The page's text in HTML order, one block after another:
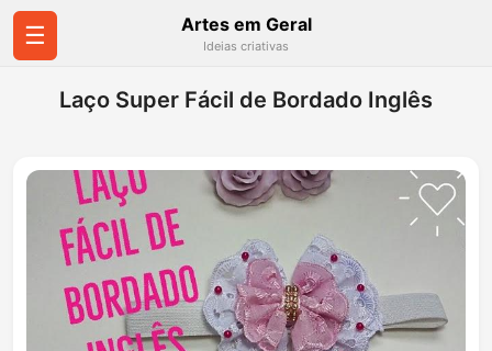
☰ Artes em Geral
Ideias criativas
Laço Super Fácil de Bordado Inglês